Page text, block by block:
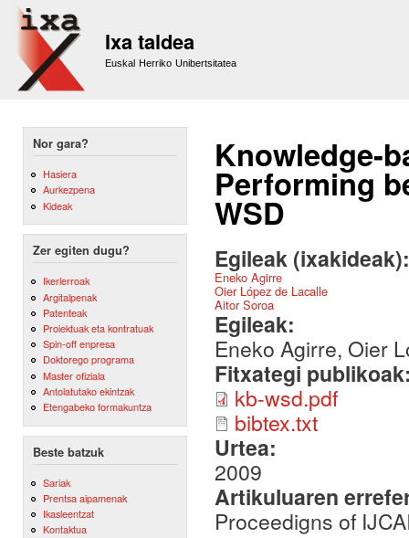
Ixa taldea
Euskal Herriko Unibertsitatea
Nor gara?
Hasiera
Aurkezpena
Kideak
Zer egiten dugu?
Ikerlerroak
Argitalpenak
Patenteak
Proiektuak eta kontratuak
Spin-off enpresa
Doktorego programa
Master ofiziala
Antolatutako ekintzak
Etengabeko formakuntza
Beste batzuk
Sariak
Prentsa aipamenak
Ikasleentzat
Kontaktua
Knowledge-
Performing
WSD
Egileak
Eneko Agirre
Oier López de Lacalle
Aitor Soroa
Egileak:
Eneko Agirre, Oier
Fitxategi
kb-wsd.pdf
bibtex.txt
Urtea:
2009
Artikuluaren
Proceedigns of